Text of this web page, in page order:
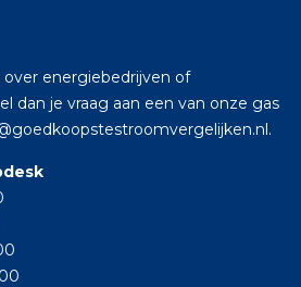
energiebedrijven of
dan je vraag aan een van onze gas